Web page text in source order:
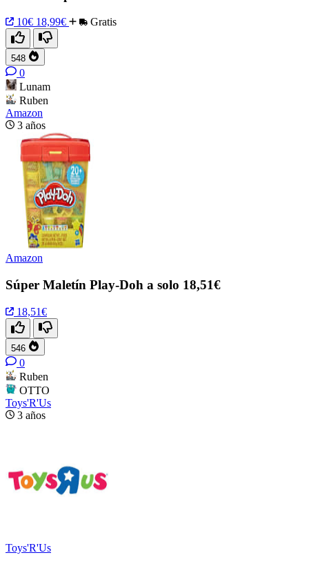
10€ 18,99€ Gratis
548
0
Lunam
Ruben
Amazon
3 años
Amazon
Súper Maletín Play-Doh a solo 18,51€
18,51€
546
0
Ruben
OTTO
Toys'R'Us
3 años
Toys'R'Us